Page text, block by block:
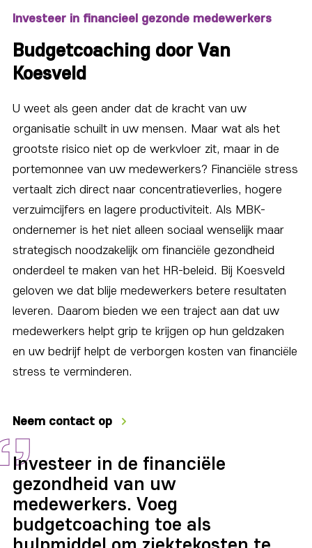
Investeer in financieel gezonde medewerkers
Budgetcoaching door Van
Koesveld
U weet als geen ander dat de kracht van uw
organisatie schuilt in uw mensen. Maar wat als het
grootste risico niet op de werkvloer zit, maar in de
portemonnee van uw medewerkers? Financiële stress
vertaalt zich direct naar concentratieverlies, hogere
verzuimcijfers en lagere productiviteit. Als MBK-
ondernemer is het niet alleen sociaal wenselijk maar
strategisch noodzakelijk om financiële gezondheid
onderdeel te maken van het HR-beleid. Bij Koesveld
geloven we dat blije medewerkers betere resultaten
leveren. Daarom bieden we een traject aan dat uw
medewerkers helpt grip te krijgen op hun geldzaken
en uw bedrijf helpt de verborgen kosten van financiële
stress te verminderen.
Neem contact op
Investeer in de financiële
gezondheid van uw
medewerkers. Voeg
budgetcoaching toe als
hulpmiddel om ziektekosten te